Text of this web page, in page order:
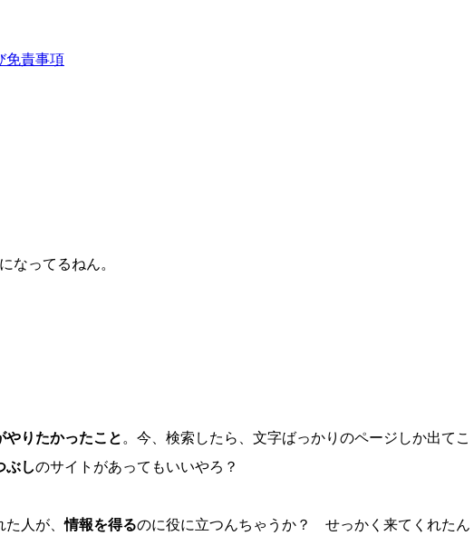
免責事項
になってるねん。
やりたかったこと 。今、検索したら、文字ばっかりのページしか出てこ
ぶしのサイトがあってもいいやろ？
た人が、情報を得るのに役に立つんちゃうか？ せっかく来てくれたん